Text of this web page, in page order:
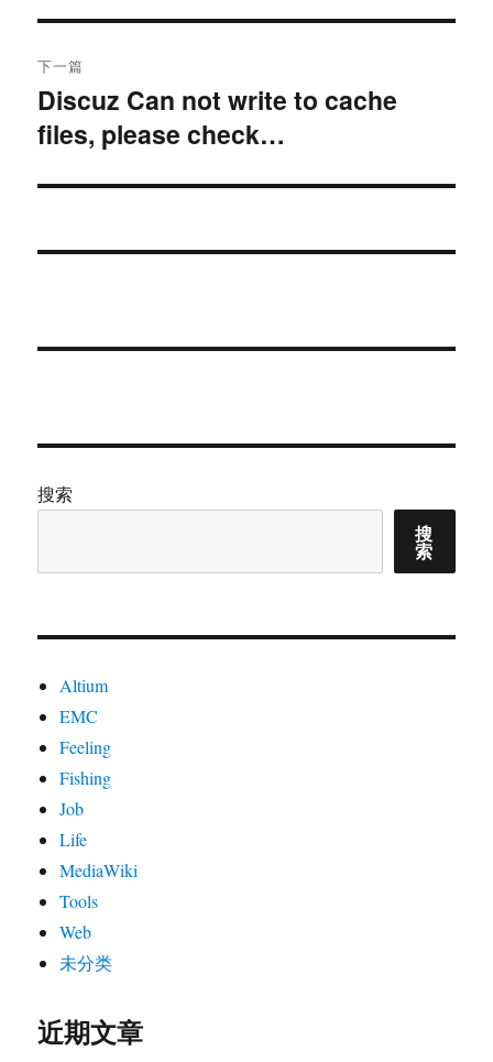
航
文
章：
下一篇
下
篇
章：
Discuz Can not write to cache
files, please check…
搜索
搜
索
Altium
EMC
Feeling
Fishing
Job
Life
MediaWiki
Tools
Web
未分类
近期文章